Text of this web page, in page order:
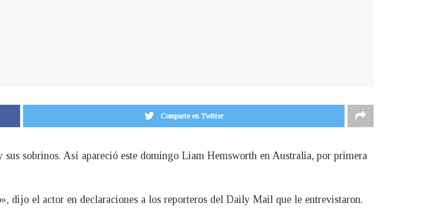
Comparte en Twitter
sobrinos. Así apareció este domingo Liam Hemsworth en Australia, por primera
dijo el actor en declaraciones a los reporteros del Daily Mail que le entrevistaron.